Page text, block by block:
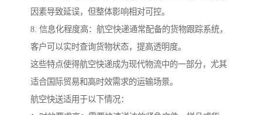
因素导致延误，但整体影响相对可控。
8. 信息化程度高：航空快递通常配备的货物跟踪系统，
客户可以实时查询货物状态，提高透明度。
这些特点使得航空快递成为现代物流中的一部分，尤其
适合国际贸易和高时效需求的运输场景。
航空快送适用于以下情况：